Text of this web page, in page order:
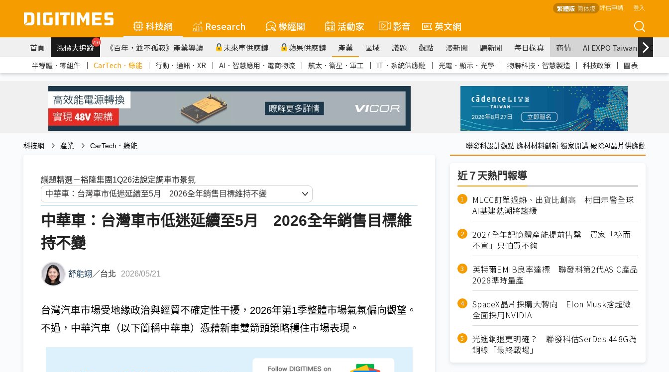
繁體版 简体版 評估申請 登入
科技網 Research 椽經閣 活動家 影音 英文網
首頁 漲價大追蹤259 《百年，並不孤寂》產業導讀 未來車供應鏈 蘋果供應鏈 產業 區域 議題 觀點 漫新聞 聽新聞 每日椽真 商情 AI EXPO Taiwan
半導體．零組件 ｜ CarTech．綠能 ｜ 行動．通訊．XR ｜ AI．智慧應用．電商物流 ｜ 航太．衛星．軍工 ｜ IT．系統供應鏈 ｜ 光電．顯示．光學 ｜ 物聯科技．智慧製造 ｜ 科技政策 ｜ 圖表
科技網 產業 CarTech．綠能 聯發科設計觀點 應材材料創新 獨家開講 破除AI晶片供應鏈
議題精選－裕隆集團1Q26法說定調車市景氣
中華車：台灣車市低迷延續至5月 2026全年銷售目標維
持不變
舒能翊 ／台北 2026/05/21
台灣汽車市場受地緣政治與經貿不確定性干擾，2026年第1季整體市場氣氛偏向觀望。
不過，中華汽車（以下簡稱中華車）憑藉新車雙箭頭策略穩住市場表現。
近７天熱門報導
MLCC訂單過熱、出貨比創高 村田示警全球
AI基建熱潮將趨緩
2027全年記憶體產能提前售罄 買家「祕而
不宣」只怕買不夠
英特爾EMIB良率達標 聯發科第2代ASIC產品
2028準時量產
SpaceX晶片採購大轉向 Elon Musk捨超微
全面採用NVIDIA
光進銅退更明確？ 聯發科估SerDes 448G為
銅線「最終戰場」